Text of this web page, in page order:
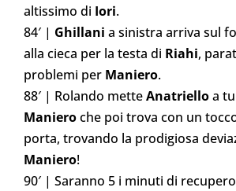
altissimo di Iori.
84′ | Ghillani a sinistra arriva sul
alla cieca per la testa di Riahi,
problemi per Maniero.
88′ | Rolando metteAnatrielloa
Manieroche poi trova con un
porta, trovando la prodigiosa
Maniero!
90′ | Saranno 5 i minuti di